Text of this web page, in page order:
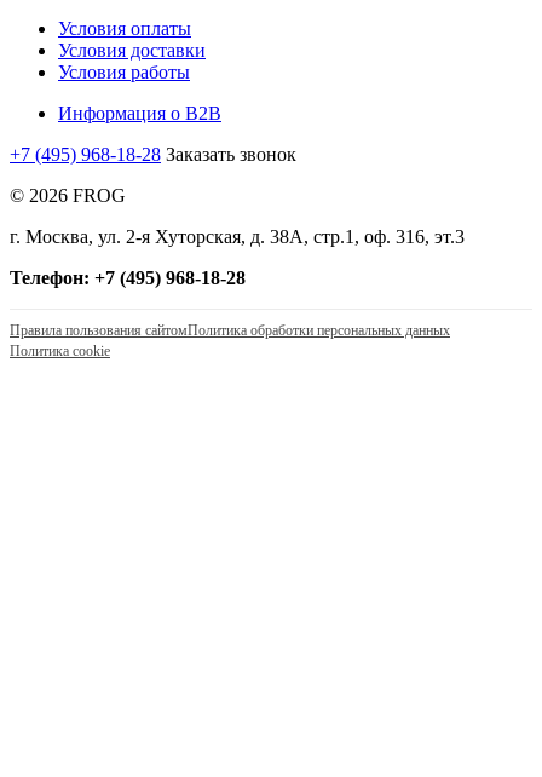
Условия оплаты
Условия доставки
Условия работы
Информация о B2B
+7 (495) 968-18-28 Заказать звонок
© 2026 FROG
г. Москва, ул. 2-я Хуторская, д. 38А, стр.1, оф. 316, эт.3
Телефон: +7 (495) 968-18-28
Правила пользования сайтомПолитика обработки персональных данных
Политика cookie